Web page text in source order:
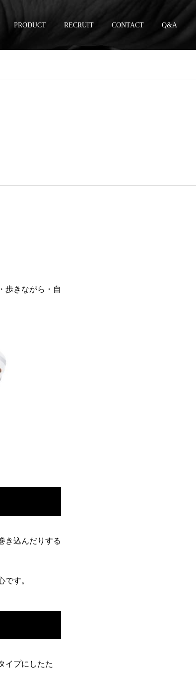
PRODUCT RECRUIT CONTACT Q&A
歩きながら・自
き込んだりする
す。
イプにしたた